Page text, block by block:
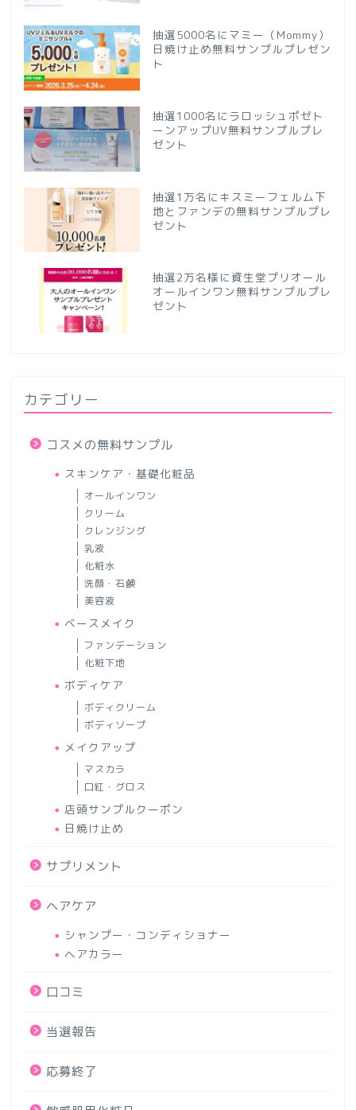
抽選5000名にマミー（Mommy）
日焼け止め無料サンプルプレゼン
ト
抽選1000名にラロッシュポゼト
ーンアップUV無料サンプルプレ
ゼント
抽選1万名にキスミーフェルム下
地とファンデの無料サンプルプレ
ゼント
抽選2万名様に資生堂プリオール
オールインワン無料サンプルプレ
ゼント
カテゴリー
コスメの無料サンプル
スキンケア・基礎化粧品
オールインワン
クリーム
クレンジング
乳液
化粧水
洗顔・石鹸
美容液
ベースメイク
ファンデーション
化粧下地
ボディケア
ボディクリーム
ボディソープ
メイクアップ
マスカラ
口紅・グロス
店頭サンプルクーポン
日焼け止め
サプリメント
ヘアケア
シャンプー・コンディショナー
ヘアカラー
口コミ
当選報告
応募終了